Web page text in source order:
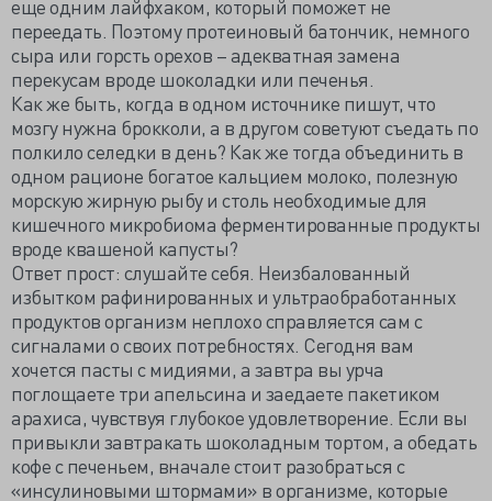
еще одним лайфхаком, который поможет не
переедать. Поэтому протеиновый батончик, немного
сыра или горсть орехов – адекватная замена
перекусам вроде шоколадки или печенья.
Как же быть, когда в одном источнике пишут, что
мозгу нужна брокколи, а в другом советуют съедать по
полкило селедки в день? Как же тогда объединить в
одном рационе богатое кальцием молоко, полезную
морскую жирную рыбу и столь необходимые для
кишечного микробиома ферментированные продукты
вроде квашеной капусты?
Ответ прост: слушайте себя. Неизбалованный
избытком рафинированных и ультраобработанных
продуктов организм неплохо справляется сам с
сигналами о своих потребностях. Сегодня вам
хочется пасты с мидиями, а завтра вы урча
поглощаете три апельсина и заедаете пакетиком
арахиса, чувствуя глубокое удовлетворение. Если вы
привыкли завтракать шоколадным тортом, а обедать
кофе с печеньем, вначале стоит разобраться с
«инсулиновыми штормами» в организме, которые